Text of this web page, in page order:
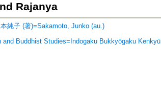
Rajanya
純子 (著)=Sakamoto, Junko (au.)
Buddhist Studies=Indogaku Bukkyōgaku Kenkyū